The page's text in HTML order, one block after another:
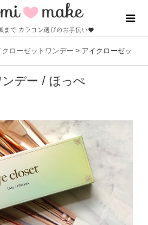
クローゼットワンデー > アイクローゼッ
デー / ほっぺ